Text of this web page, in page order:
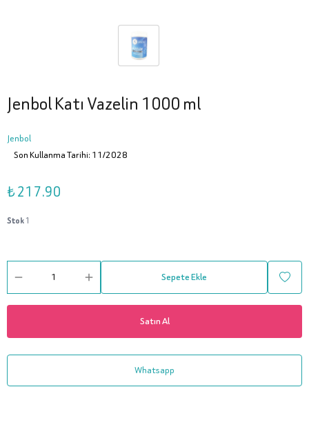
Jenbol Katı Vazelin 1000 ml
Jenbol
Son Kullanma Tarihi: 11/2028
₺ 217.90
Stok1
Sepete Ekle
Satın Al
Whatsapp